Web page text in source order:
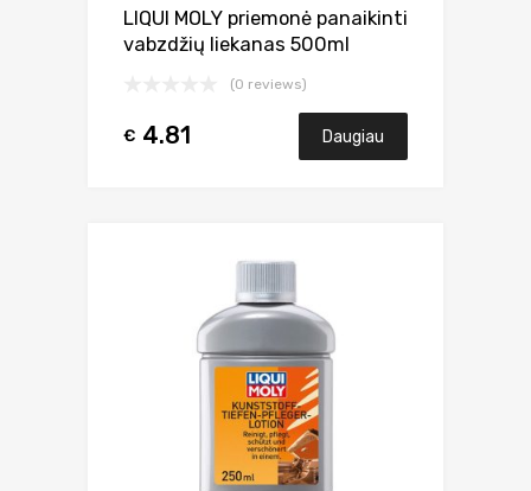
LIQUI MOLY priemonė panaikinti
vabzdžių liekanas 500ml
(0 reviews)
€ 4.81 Daugiau